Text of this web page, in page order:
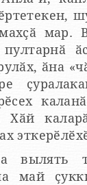
мар.
ӑна
Хӑй
вылять
май